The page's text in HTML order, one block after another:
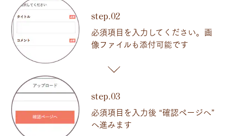
step.02
必須項目を入力してください。画
像ファイルも添付可能です
step.03
必須項目を入力後 “確認ページへ”
へ進みます